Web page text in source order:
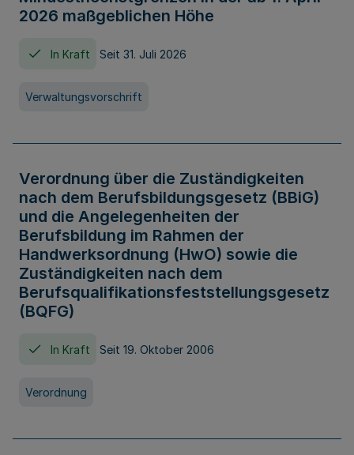
2026 maßgeblichen Höhe
In Kraft Seit 31. Juli 2026
Verwaltungsvorschrift
Verordnung über die Zuständigkeiten
nach dem Berufsbildungsgesetz (BBiG)
und die Angelegenheiten der
Berufsbildung im Rahmen der
Handwerksordnung (HwO) sowie die
Zuständigkeiten nach dem
Berufsqualifikationsfeststellungsgesetz
(BQFG)
In Kraft Seit 19. Oktober 2006
Verordnung